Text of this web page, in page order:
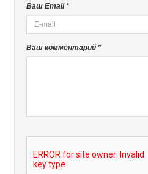
Ваш Email *
Ваш комментарий *